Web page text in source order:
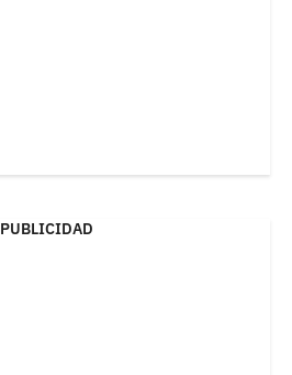
PUBLICIDAD